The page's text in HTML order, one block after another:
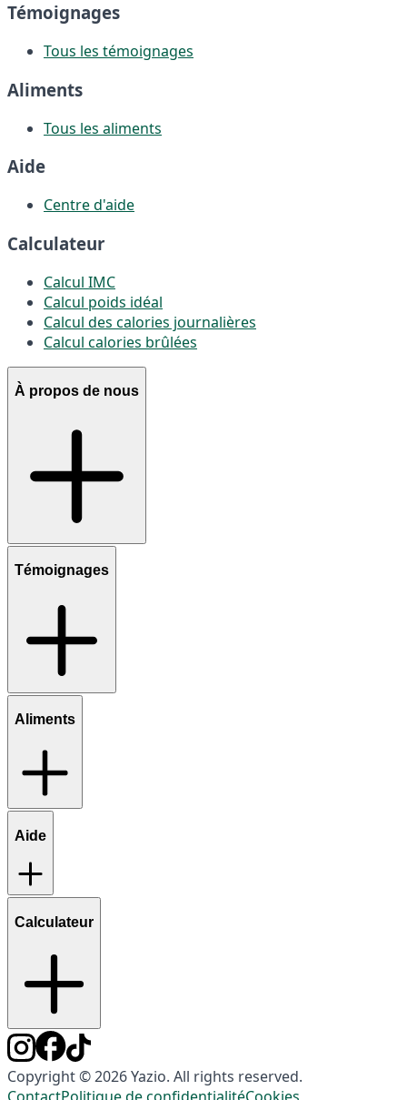
Témoignages
Tous les témoignages
Aliments
Tous les aliments
Aide
Centre d'aide
Calculateur
Calcul IMC
Calcul poids idéal
Calcul des calories journalières
Calcul calories brûlées
À propos de nous
Témoignages
Aliments
Aide
Calculateur
Copyright © 2026 Yazio. All rights reserved.